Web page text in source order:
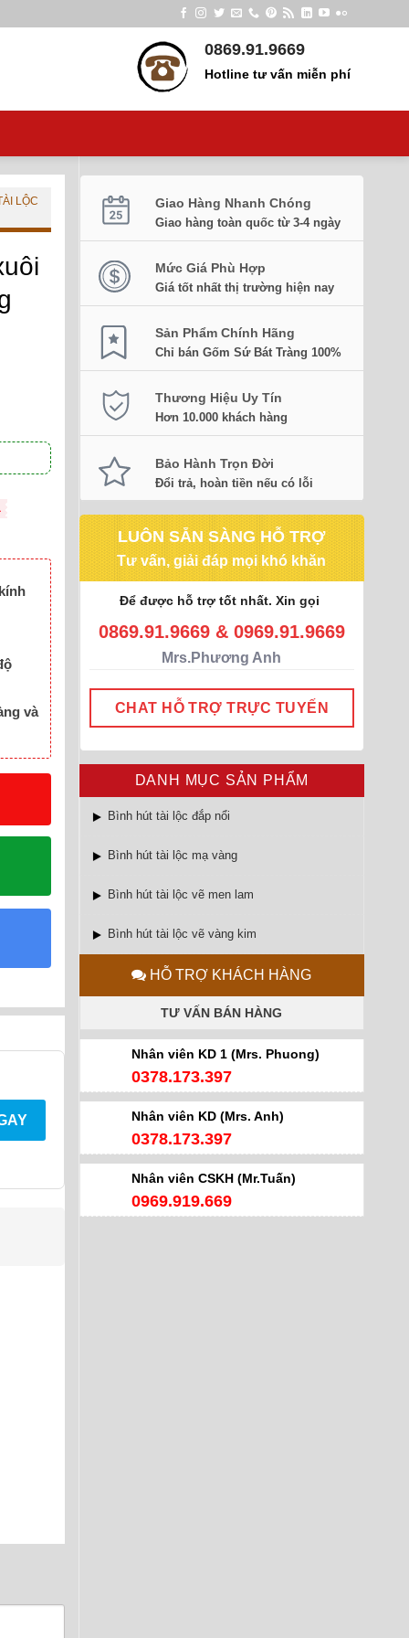
0869.91.9669
Hotline tư vấn miễn phí
Giao Hàng Nhanh Chóng
Giao hàng toàn quốc từ 3-4 ngày
Mức Giá Phù Hợp
Giá tốt nhất thị trường hiện nay
Sản Phẩm Chính Hãng
Chỉ bán Gốm Sứ Bát Tràng 100%
Thương Hiệu Uy Tín
Hơn 10.000 khách hàng
Bảo Hành Trọn Đời
Đổi trả, hoàn tiền nếu có lỗi
LUÔN SẴN SÀNG HỖ TRỢ
Tư vấn, giải đáp mọi khó khăn
Để được hỗ trợ tốt nhất. Xin gọi
0869.91.9669 & 0969.91.9669
Mrs.Phương Anh
CHAT HỖ TRỢ TRỰC TUYẾN
DANH MỤC SẢN PHẨM
Bình hút tài lộc đắp nổi
Bình hút tài lộc mạ vàng
Bình hút tài lộc vẽ men lam
Bình hút tài lộc vẽ vàng kim
HỖ TRỢ KHÁCH HÀNG
TƯ VẤN BÁN HÀNG
Nhân viên KD 1 (Mrs. Phuong)
0378.173.397
Nhân viên KD (Mrs. Anh)
0378.173.397
Nhân viên CSKH (Mr.Tuấn)
0969.919.669
LỘC
và